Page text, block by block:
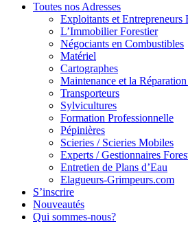
Toutes nos Adresses
Exploitants et Entrepreneurs
L’Immobilier Forestier
Négociants en Combustibles
Matériel
Cartographes
Maintenance et la
Transporteurs
Sylvicultures
Formation Professionnelle
Pépinières
Scieries / Scieries Mobiles
Experts / Gestionnaires
Entretien de Plans d’Eau
Elagueurs-Grimpeurs.com
S’inscrire
Nouveautés
Qui sommes-nous?